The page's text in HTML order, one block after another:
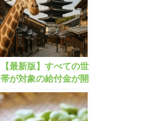
【最新版】すべての世
帯が対象の給付金が開
始！ 1人5000円/独
身・高所得世帯も対象
２